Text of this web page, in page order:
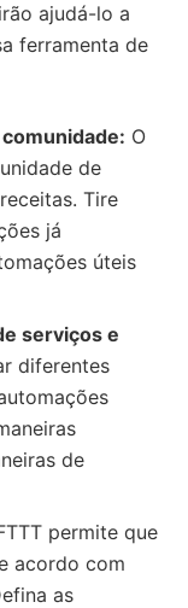
ajudá-lo a
ferramenta de
O
de
Tire
já
úteis
serviços e
diferentes
de
permite que
acordo com
as